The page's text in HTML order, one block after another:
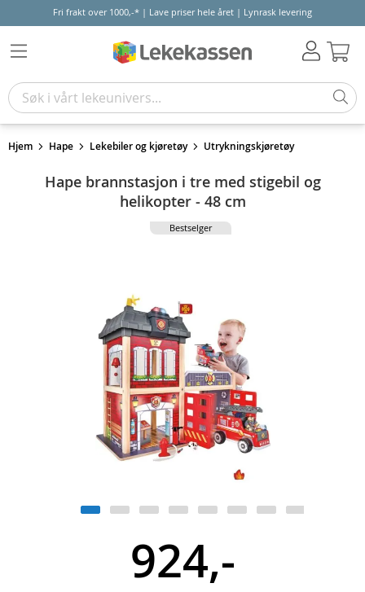
Fri frakt over 1000,-* | Lave priser hele året | Lynrask levering
Hjem Hape Lekebiler og kjøretøy Utrykningskjøretøy
Hape brannstasjon i tre med stigebil og
helikopter - 48 cm
Bestselger
924,-